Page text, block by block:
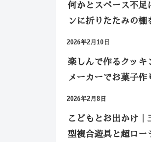
何かとスペース不足
ンに折りたたみの棚
2026年2月10日
楽しんで作るクッキ
メーカーでお菓子作
2026年2月8日
こどもとお出かけ
型複合遊具と超ロー